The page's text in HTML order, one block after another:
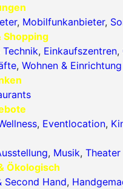
, Mobilfunkanbieter,
Shopping
, Einkaufszentren,
, Wohnen & Einrichtung
, Eventlocation,
, Musik, Theater
Ökologisch
Second Hand,